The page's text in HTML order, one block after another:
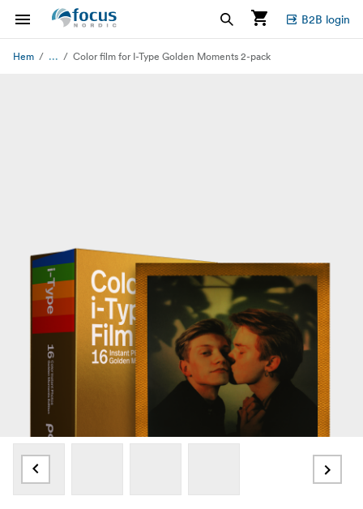
B2B login
Hem ... Color film for I-Type Golden Moments 2-pack